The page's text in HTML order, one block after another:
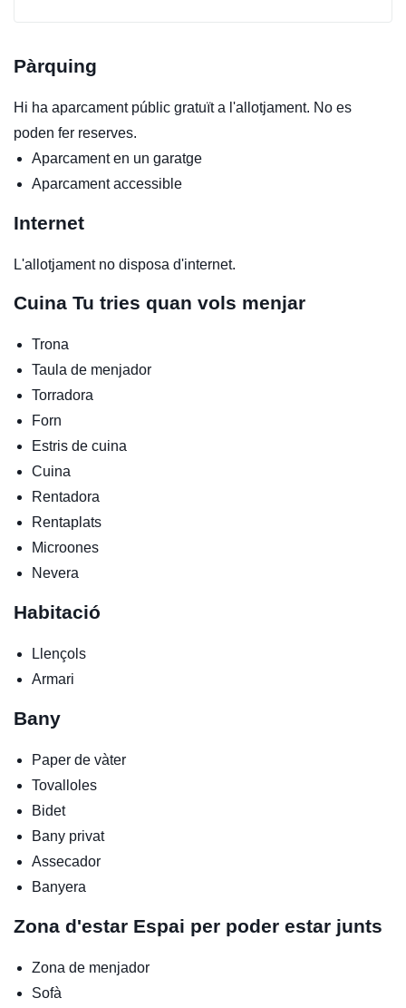
Pàrquing
Hi ha aparcament públic gratuït a l'allotjament. No es
poden fer reserves.
Aparcament en un garatge
Aparcament accessible
Internet
L'allotjament no disposa d'internet.
Cuina Tu tries quan vols menjar
Trona
Taula de menjador
Torradora
Forn
Estris de cuina
Cuina
Rentadora
Rentaplats
Microones
Nevera
Habitació
Llençols
Armari
Bany
Paper de vàter
Tovalloles
Bidet
Bany privat
Assecador
Banyera
Zona d'estar Espai per poder estar junts
Zona de menjador
Sofà